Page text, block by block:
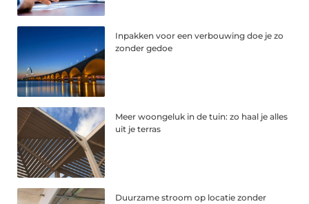
Inpakken voor een verbouwing doe je zo
zonder gedoe
Meer woongeluk in de tuin: zo haal je alles
uit je terras
Duurzame stroom op locatie zonder